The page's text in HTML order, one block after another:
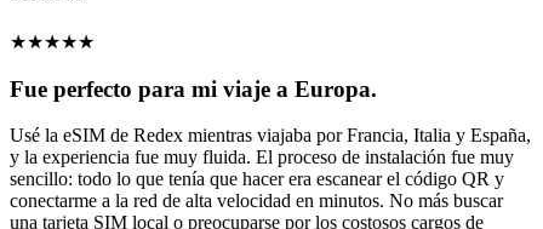
★★★★★
Fue perfecto para mi viaje a Europa.
Usé la eSIM de Redex mientras viajaba por Francia, Italia y España,
y la experiencia fue muy fluida. El proceso de instalación fue muy
sencillo: todo lo que tenía que hacer era escanear el código QR y
conectarme a la red de alta velocidad en minutos. No más buscar
una tarjeta SIM local o preocuparse por los costosos cargos de